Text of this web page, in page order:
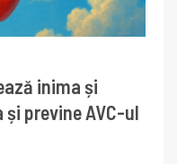
inima și
previne AVC-ul